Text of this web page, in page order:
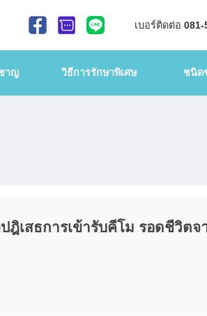
เบอร์ติดต่อ 081-
าญ วิธีการรักษาพิเศษ ชนิด
ฎิเสธการเข้ารับคีโม รอดชีวิตจ